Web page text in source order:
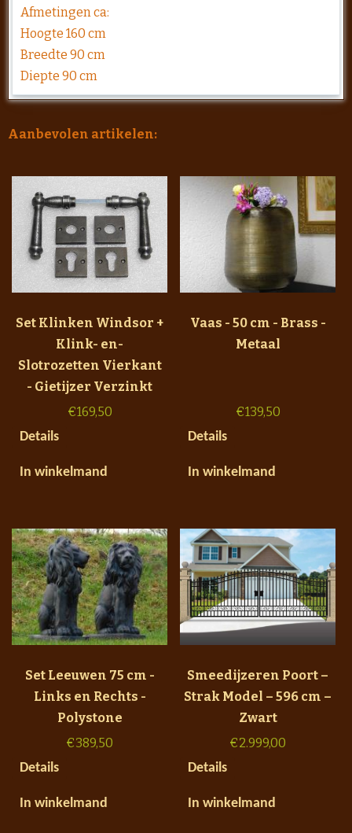
Afmetingen ca:
Hoogte 160 cm
Breedte 90 cm
Diepte 90 cm
Aanbevolen artikelen:
Set Klinken Windsor +
Klink- en-
Slotrozetten Vierkant
- Gietijzer Verzinkt
€169,50
Details
In winkelmand
Vaas - 50 cm - Brass -
Metaal
€139,50
Details
In winkelmand
Set Leeuwen 75 cm -
Links en Rechts -
Polystone
€389,50
Details
In winkelmand
Smeedijzeren Poort –
Strak Model – 596 cm –
Zwart
€2.999,00
Details
In winkelmand